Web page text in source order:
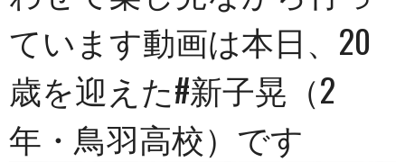
ています️動画は本日、20
歳を迎えた#新子晃（2
年・鳥羽高校）です︎